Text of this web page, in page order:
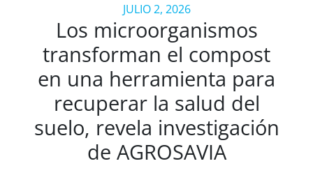
JULIO 2, 2026
Los microorganismos
transforman el compost
en una herramienta para
recuperar la salud del
suelo, revela investigación
de AGROSAVIA